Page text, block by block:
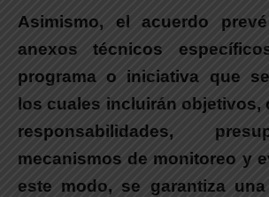
Asimismo, el acuerdo
anexos técnicos
programa o iniciativa que
los cuales incluirán objetivos,
responsabilidades,
mecanismos de monitoreo y
este modo, se garantiza